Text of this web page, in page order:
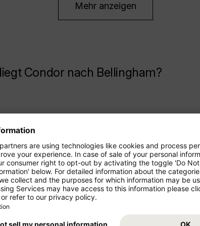
Mehr anzeigen
Condor nach Bellingham?
.
95* Berlin-Brandenburg
Mehr anzeigen